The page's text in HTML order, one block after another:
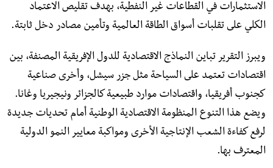
الاستثمارات في القطاعات غير النفطية، بهدف تقليص الاعتماد
الكلي على تقلبات أسواق الطاقة العالمية وتأمين مصادر دخل ثابتة.
ويبرز التقرير تباين النماذج الاقتصادية للدول الإفريقية المصنفة، بين
اقتصادات تعتمد على السياحة مثل جزر سيشل، وأخرى صناعية
كجنوب أفريقيا، واقتصادات موارد طبيعية كالجزائر ونيجيريا وغانا.
ويضع هذا التنوع المنظومة الاقتصادية الوطنية أمام تحديات جديدة
لرفع كفاءة الشعب الإنتاجية الأخرى ومواكبة معايير النمو الدولية
المعترف بها.